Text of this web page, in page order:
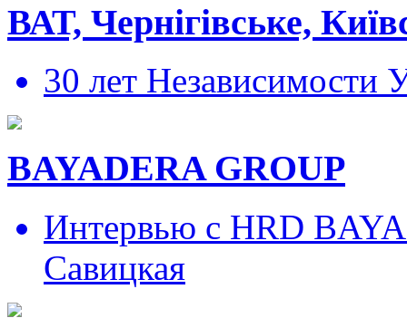
ВАТ, Чернігівське,
30 лет Независимости
BAYADERA GROUP
Интервью с HRD
Савицкая